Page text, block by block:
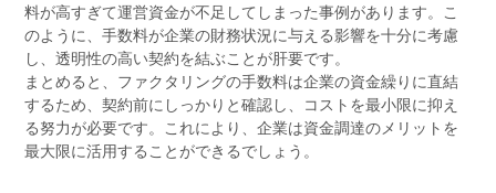
料が高すぎて運営資金が不足してしまった事例があります。こ
のように、手数料が企業の財務状況に与える影響を十分に考慮
し、透明性の高い契約を結ぶことが肝要です。
まとめると、ファクタリングの手数料は企業の資金繰りに直結
するため、契約前にしっかりと確認し、コストを最小限に抑え
る努力が必要です。これにより、企業は資金調達のメリットを
最大限に活用することができるでしょう。